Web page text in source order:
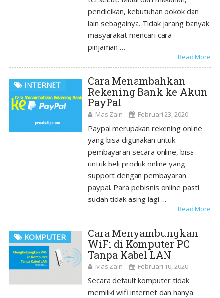
pendidikan, kebutuhan pokok dan
lain sebagainya. Tidak jarang banyak
masyarakat mencari cara
pinjaman …
Read More
INTERNET
Cara Menambahkan
Rekening Bank ke Akun
PayPal
Mas Zain Februari 23, 2020
Paypal merupakan rekening online
yang bisa digunakan untuk
pembayaran secara online, bisa
untuk beli produk online yang
support dengan pembayaran
paypal. Para pebisnis online pasti
sudah tidak asing lagi …
Read More
KOMPUTER
Cara Menyambungkan
WiFi di Komputer PC
Tanpa Kabel LAN
Mas Zain Februari 10, 2020
Secara default komputer tidak
memiliki wifi internet dan hanya